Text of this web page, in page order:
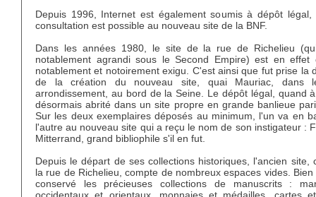
Depuis 1996, Internet est également soumis à dépôt légal,
consultation est possible au nouveau site de la BNF.
Dans les années 1980, le site de la rue de Richelieu
notablement agrandi sous le Second Empire) est en effet
notablement et notoirement exigu. C'est ainsi que fut prise la
de la création du nouveau site, quai Mauriac, dans
arrondissement, au bord de la Seine. Le dépôt légal, quand
désormais abrité dans un site propre en grande banlieue
Sur les deux exemplaires déposés au minimum, l'un va en
l'autre au nouveau site qui a reçu le nom de son instigateur :
Mitterrand, grand bibliophile s'il en fut.
Depuis le départ de ses collections historiques, l'ancien site,
la rue de Richelieu, compte de nombreux espaces vides. Bien
conservé les précieuses collections de manuscrits :